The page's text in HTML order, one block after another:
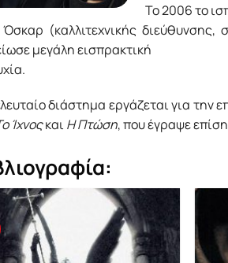
Το 2006 το
Όσκαρ (καλλιτεχνικής
μεγάλη εισπρακτική
διάστημα εργάζεται για την
Ίχνοςκαι Η Πτώση, που έγραψε